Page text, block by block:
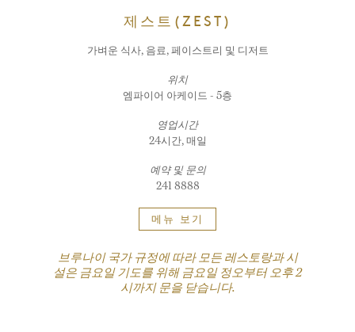
제스트(ZEST)
가벼운 식사, 음료, 페이스트리 및 디저트
위치
엠파이어 아케이드 - 5층
영업시간
24시간, 매일
예약 및 문의
241 8888
메뉴 보기
브루나이 국가 규정에 따라 모든 레스토랑과 시
설은 금요일 기도를 위해 금요일 정오부터 오후 2
시까지 문을 닫습니다.